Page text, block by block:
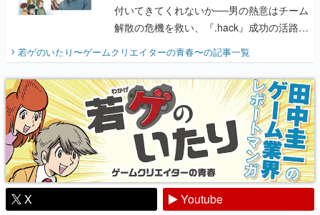
付いてきてくれないか──男の熱意はチーム
解散の危機を救い、『.hack』成功の活路を
『少年ジャンプ』色だった【若ゲのいた
り】
若ゲのいたり〜ゲームクリエイターの青春〜の記事一覧
X
Youtube